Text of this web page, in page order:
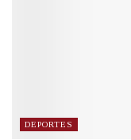
DEPORTES